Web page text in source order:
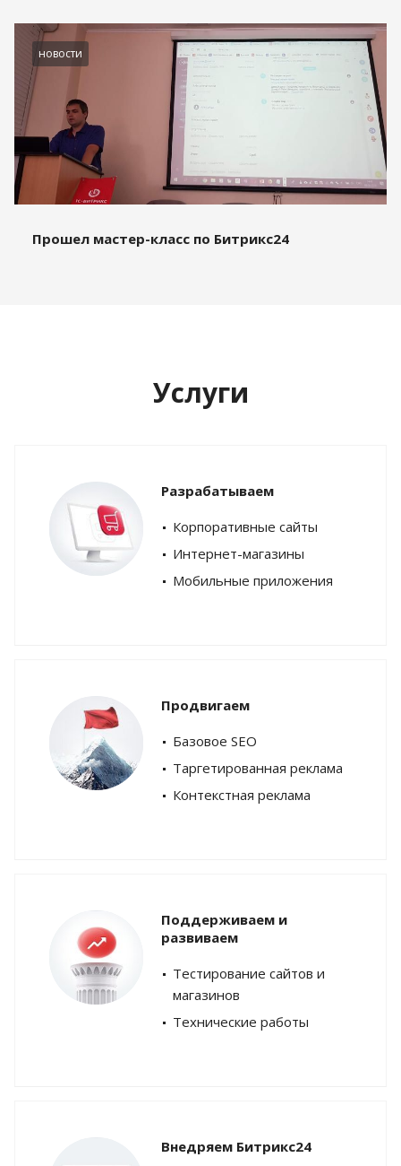
новости
Прошел мастер-класс по Битрикс24
Услуги
Разрабатываем
Корпоративные сайты
Интернет-магазины
Мобильные приложения
Продвигаем
Базовое SEO
Таргетированная реклама
Контекстная реклама
Поддерживаем и
развиваем
Тестирование сайтов и
магазинов
Технические работы
Внедряем Битрикс24